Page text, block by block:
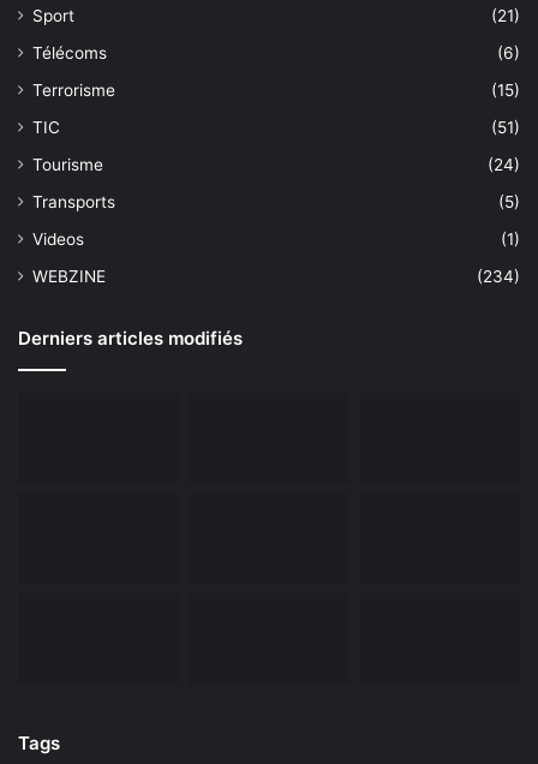
Sport
(21)
Télécoms
(6)
Terrorisme
(15)
TIC
(51)
Tourisme
(24)
Transports
(5)
Videos
(1)
WEBZINE
(234)
Derniers articles modifiés
Tags